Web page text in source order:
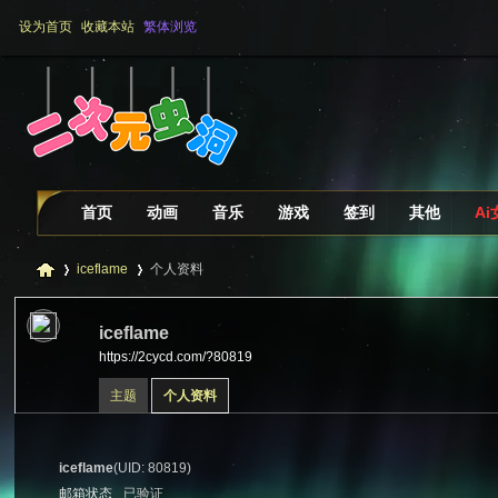
设为首页 收藏本站 繁体浏览
首页 动画 音乐 游戏 签到 其他 Ai
iceflame
›
个人资料
iceflame
https://2cycd.com/?80819
主题 个人资料
iceflame(UID: 80819)
邮箱状态
已验证